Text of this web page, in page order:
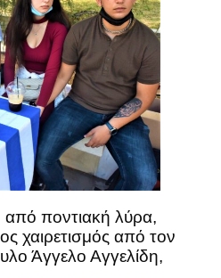
από ποντιακή λύρα,
χαιρετισμός από τον
Άγγελο Αγγελίδη,